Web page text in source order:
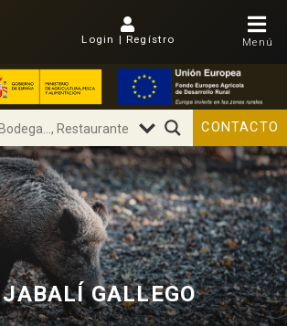
Login | Regístro Menú
CONTACTO
GALLEGO